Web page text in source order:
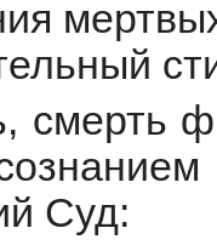
смерть
Суд: